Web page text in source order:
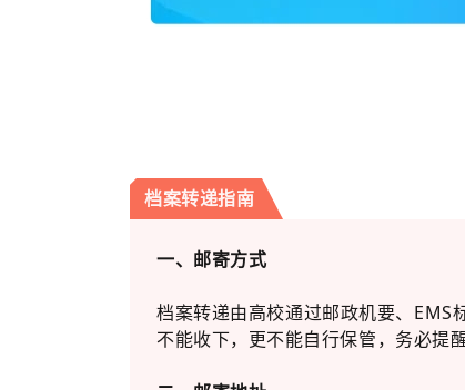
档案转递指南
一、邮寄方式
档案转递由高校通过邮政机要、EMS
不能收下，更不能自行保管，务必提